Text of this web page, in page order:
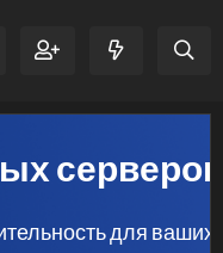
серверов
для ваших